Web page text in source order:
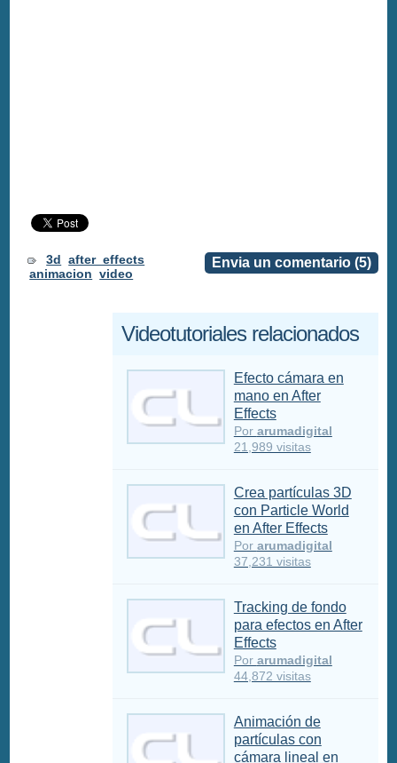
Envia un comentario (5)
3d after_effects
animacion video
Videotutoriales relacionados
Efecto cámara en
mano en After
Effects
Por arumadigital
21,989 visitas
Crea partículas 3D
con Particle World
en After Effects
Por arumadigital
37,231 visitas
Tracking de fondo
para efectos en After
Effects
Por arumadigital
44,872 visitas
Animación de
partículas con
cámara lineal en